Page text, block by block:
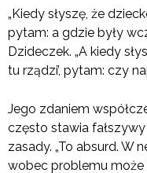
„Kiedy słyszę, że
pytam: a gdzie były
Dzideczek. „A kiedy
tu rządzi’, pytam: czy
Jego zdaniem
często stawia
zasady. „To absurd. W
wobec problemu